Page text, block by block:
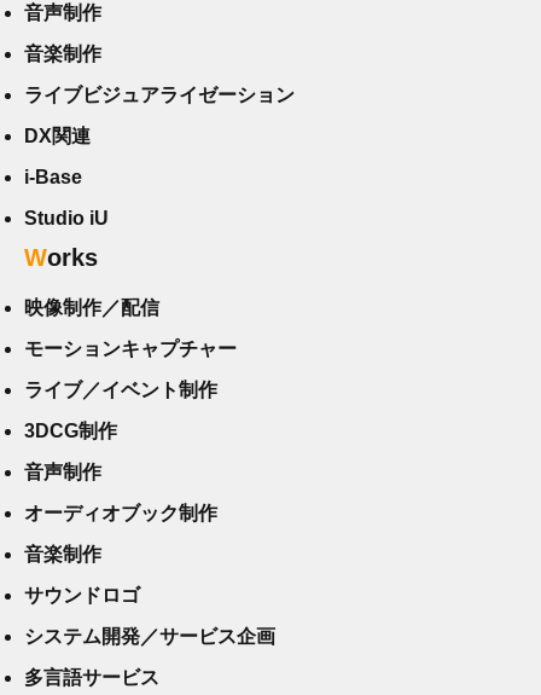
音声制作
音楽制作
ライブビジュアライゼーション
DX関連
i-Base
Studio iU
Works
映像制作／配信
モーションキャプチャー
ライブ／イベント制作
3DCG制作
音声制作
オーディオブック制作
音楽制作
サウンドロゴ
システム開発／サービス企画
多言語サービス